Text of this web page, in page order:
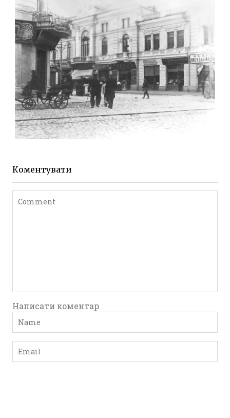
Фото Житомира період
до 1917 року
Leave a comment
ЖИТОМИР МИХАЙЛІВСЬКА 1903 РОКУ
Коментувати
Написати коментар